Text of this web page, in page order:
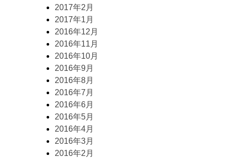
2017年2月
2017年1月
2016年12月
2016年11月
2016年10月
2016年9月
2016年8月
2016年7月
2016年6月
2016年5月
2016年4月
2016年3月
2016年2月